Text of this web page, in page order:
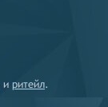
и ритейл.